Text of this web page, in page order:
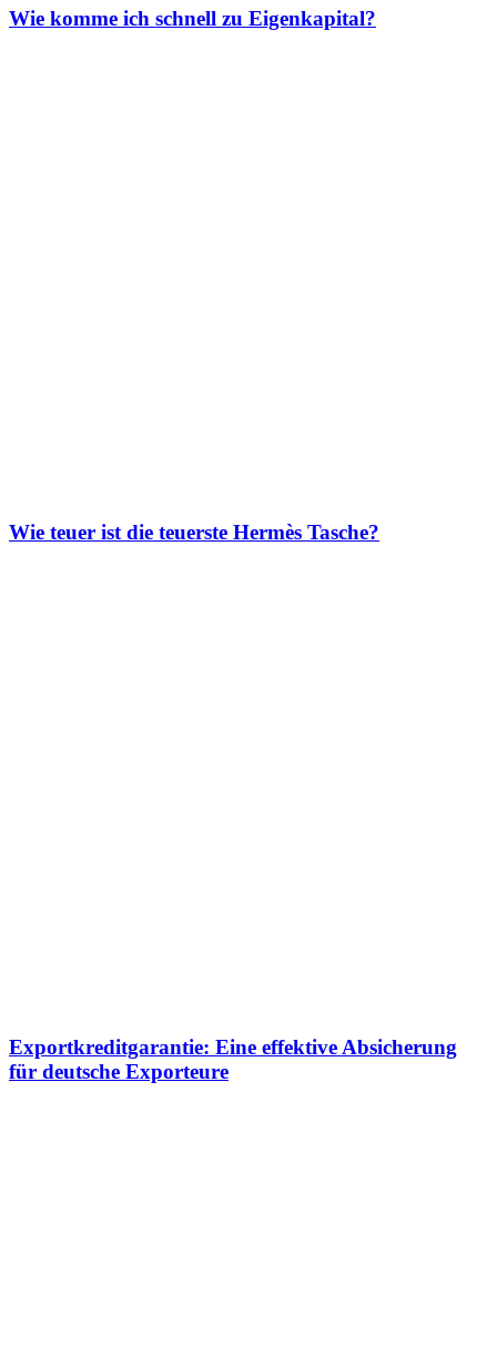
Wie komme ich schnell zu Eigenkapital?
Wie teuer ist die teuerste Hermès Tasche?
Exportkreditgarantie: Eine effektive Absicherung
für deutsche Exporteure